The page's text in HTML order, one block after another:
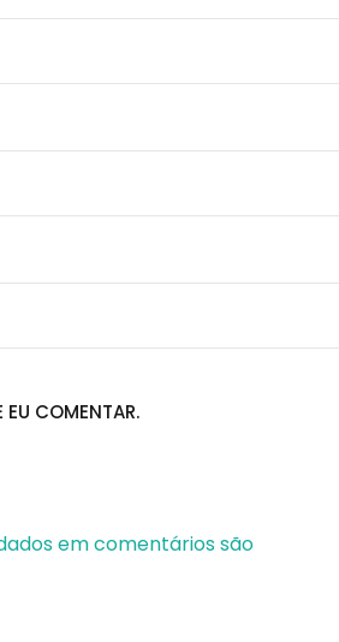
EU COMENTAR.
em comentários são